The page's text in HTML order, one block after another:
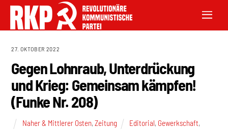
27. OKTOBER 2022
Gegen Lohnraub, Unterdrückung
und Krieg: Gemeinsam kämpfen!
(Funke Nr. 208)
Naher & Mittlerer Osten, Zeitung Editorial, Gewerkschaft,